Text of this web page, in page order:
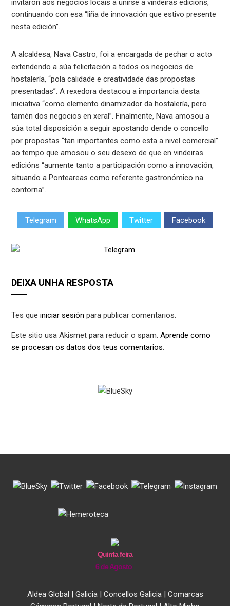
invitaron aos negocios locais a unirse a vindeiras edicións,
continuando con esa “liña de innovación que estivo presente
nesta edición”.
A alcaldesa, Nava Castro, foi a encargada de pechar o acto
extendendo a súa felicitación a todos os negocios de
hostalería, “pola calidade e creatividade das propostas
presentadas”. A rexedora destacou a importancia desta
iniciativa “como elemento dinamizador da hostalería, pero
tamén dos negocios en xeral”. Finalmente, Nava amosou a
súa total disposición a seguir apostando dende o concello
por propostas “tan importantes como esta a nivel comercial”
ao tempo que amosou o seu desexo de que en vindeiras
edicións “aumente tanto a participación como a innovación,
situando a Ponteareas como referente gastronómico na
contorna”.
Telegram WhatsApp Twitter Facebook
DEIXA UNHA RESPOSTA
Tes queiniciar sesión para publicar comentarios.
Este sitio usa Akismet para reducir o spam.Aprende como
se procesan os datos dos teus comentarios.
. . . .
Quinta feira
6 de Agosto
Aldea Global | Galicia| Concellos Galicia| Comarcas